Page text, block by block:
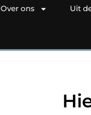
Over ons Uit